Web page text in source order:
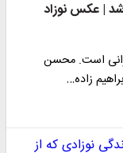
| عکس نوزاد
است. محسن
زاده…